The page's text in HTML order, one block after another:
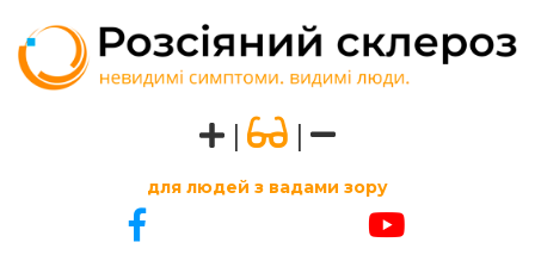
| |
для людей з вадами зору